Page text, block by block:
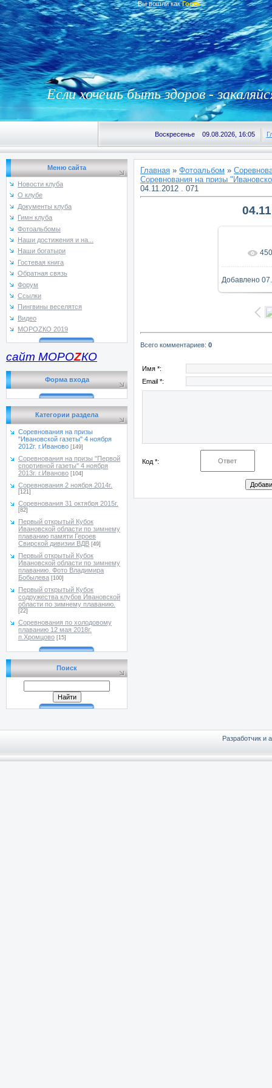
Вы вошли как Гость
Если хочешь быть здоров -
Воскресенье 09.08.2026, 16:05
Меню сайта
Новости клуба
О клубе
Документы клуба
Гимн клуба
Фотоальбомы
Наши достижения и на...
Наши богатыри
Гостевая книга
Обратная связь
Форум
Ссылки
Пингвины веселятся
Видео
МОРОZКО 2019
сайт МОРОZКО
Форма входа
Категории раздела
Соревнования на призы
"Ивановской газеты" 4 ноября
2012г. г.Иваново [149]
Соревнования на призы "Первой
спортивной газеты" 4 ноября
2013г. г.Иваново [104]
Соревнования 2 ноября 2014г.
[121]
Соревнования 31 октября 2015г.
[82]
Первый открытый Кубок
Ивановской области по зимнему
плаванию памяти Героев
Свирской дивизии ВДВ [49]
Первый открытый Кубок
Ивановской области по зимнему
плаванию. Фото Владимира
Бобылева [100]
Первый открытый Кубок
содружества клубов Ивановской
области по зимнему плаванию.
[22]
Соревнования по холодовому
плаванию 12 мая 2018г.
п.Хромцово [15]
Поиск
Главная » Фотоальбом »
Соревнования на призы
04.11.2012 . 071
В 450
Добавлено
Всего комментариев: 0
Имя *:
Email *:
Код *:
Разработчик и